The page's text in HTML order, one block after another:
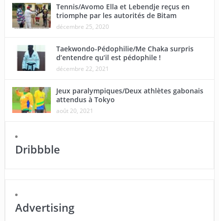
Tennis/Avomo Ella et Lebendje reçus en
triomphe par les autorités de Bitam
décembre 25, 2020
Taekwondo-Pédophilie/Me Chaka surpris
d’entendre qu’il est pédophile !
décembre 22, 2021
Jeux paralympiques/Deux athlètes gabonais
attendus à Tokyo
août 20, 2021
Dribbble
Advertising